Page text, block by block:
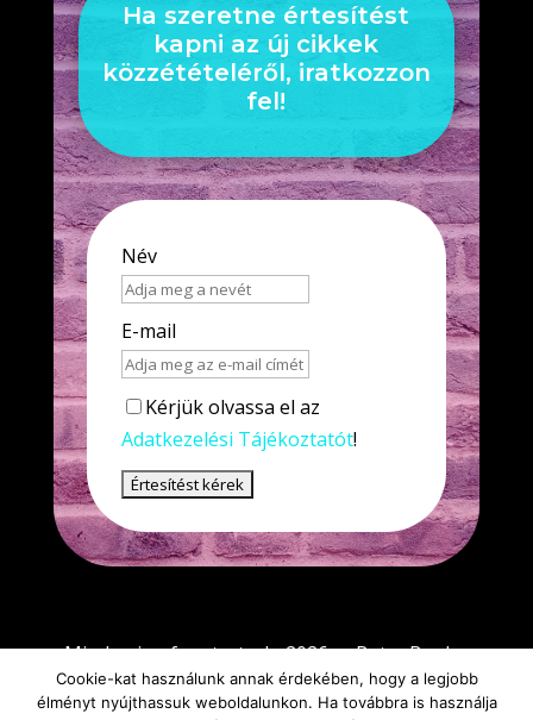
Ha szeretne értesítést
kapni az új cikkek
közzétételéről, iratkozzon
fel!
Név
E-mail
Kérjük olvassa el az
Adatkezelési Tájékoztatót!
Minden jog fenntartva! - 2026 - eBetegBar.hu
Cookie-kat használunk annak érdekében, hogy a legjobb
élményt nyújthassuk weboldalunkon. Ha továbbra is használja